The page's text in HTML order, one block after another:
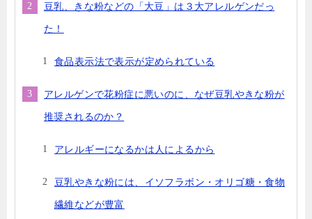
豆乳、きな粉などの「大豆」は３大アレルゲンだっ
た！
食品表示法で表示が定められている
アレルゲンで花粉症に悪いのに、なぜ豆乳やきな粉が
推奨されるのか？
アレルギーになるかは人によるから
豆乳やきな粉には、イソフラボン・オリゴ糖・食物
繊維などが豊富